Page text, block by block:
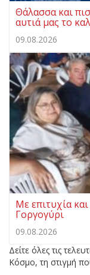
Θάλασσα και
αυτιά μας το
09.08.2026
Με επιτυχία
Γοργογύρι
09.08.2026
Δείτε όλες τις
Κόσμο, τη στιγμή